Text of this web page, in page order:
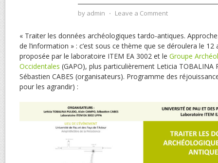
by admin ⋅ Leave a Comment
« Traiter les données archéologiques tardo-antiques.
de l’information » : c’est sous ce thème que se déroulera le
proposée par le laboratoire ITEM EA 3002 et le Groupe
Occidentales (GAPO), plus particulièrement Leticia TOBALINA
Sébastien CABES (organisateurs). Programme des
pour les agrandir) :